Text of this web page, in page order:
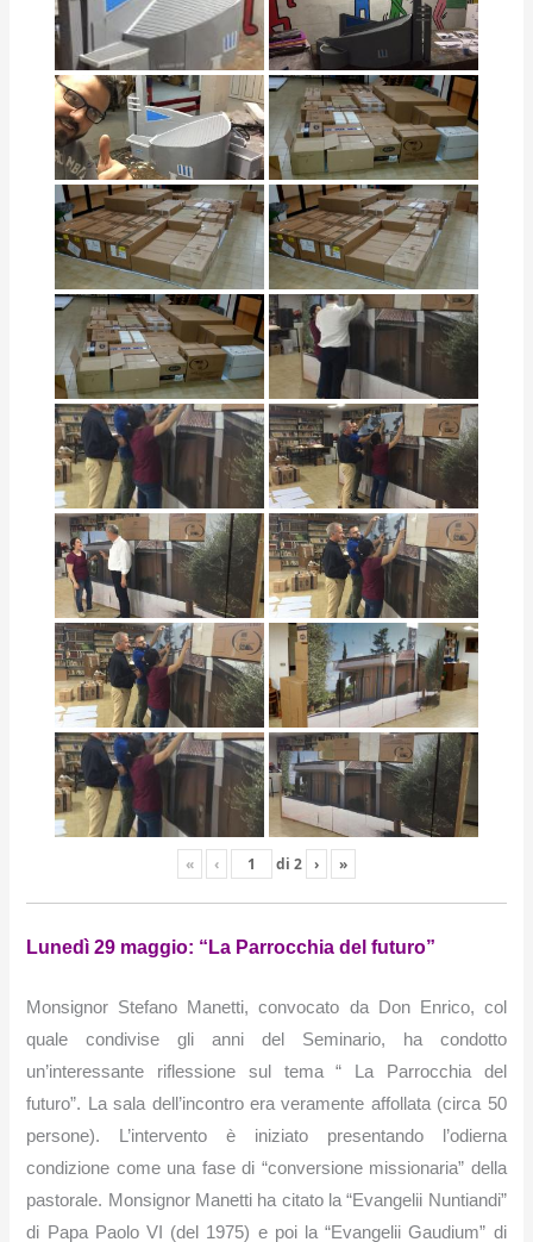
« ‹ di 2 › »
Lunedì 29 maggio: “La Parrocchia del futuro”
Monsignor Stefano Manetti, convocato da Don Enrico, col
quale condivise gli anni del Seminario, ha condotto
un’interessante riflessione sul tema “ La Parrocchia del
futuro”.
La sala dell’incontro era veramente affollata (circa 50
persone). L’intervento è iniziato presentando l’odierna
condizione come una fase di “conversione missionaria” della
pastorale. Monsignor Manetti ha citato la “Evangelii Nuntiandi”
di Papa Paolo VI (del 1975) e poi la “Evangelii Gaudium” di